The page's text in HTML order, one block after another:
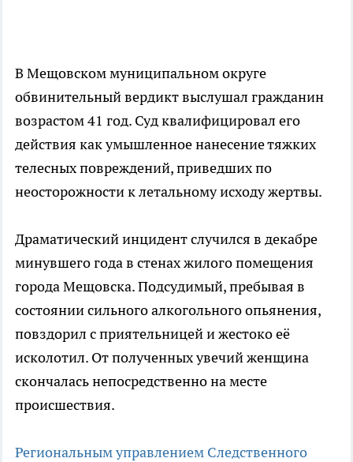
В Мещовском муниципальном округе
обвинительный вердикт выслушал гражданин
возрастом 41 год. Суд квалифицировал его
действия как умышленное нанесение тяжких
телесных повреждений, приведших по
неосторожности к летальному исходу жертвы.
Драматический инцидент случился в декабре
минувшего года в стенах жилого помещения
города Мещовска. Подсудимый, пребывая в
состоянии сильного алкогольного опьянения,
повздорил с приятельницей и жестоко её
исколотил. От полученных увечий женщина
скончалась непосредственно на месте
происшествия.
Региональным управлением Следственного